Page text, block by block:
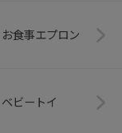
お食事エプロン
ベビートイ